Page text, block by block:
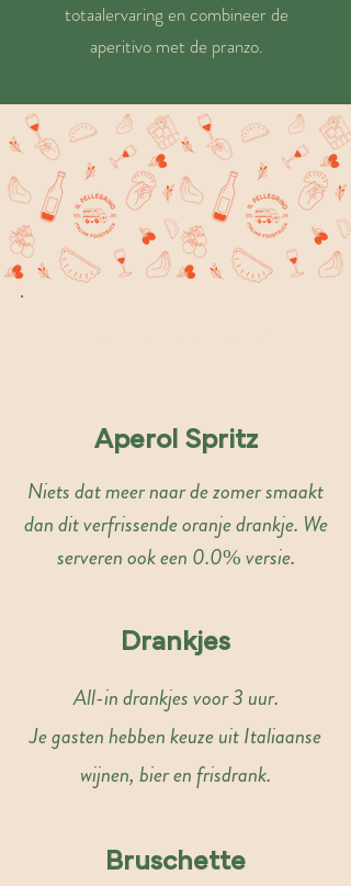
totaalervaring en combineer de
aperitivo met de pranzo.
Aperol Spritz
Niets dat meer naar de zomer smaakt
dan dit verfrissende oranje drankje. We
serveren ook een 0.0% versie.
Drankjes
All-in drankjes voor 3 uur.
Je gasten hebben keuze uit Italiaanse
wijnen, bier en frisdrank.
Bruschette